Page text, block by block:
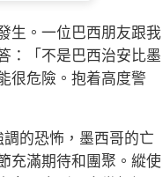
。一位巴西朋友跟我
：「不是巴西治安比墨
很危險。抱着高度警
的恐怖，墨西哥的亡
充滿期待和團聚。縱使